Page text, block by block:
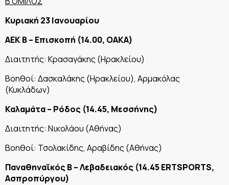
Κυριακή 23 Ιανουαρίου
ΑΕΚ Β – Επισκοπή (14.00, ΟΑΚΑ)
Διαιτητής: Κρασαγάκης (Ηρακλείου)
Βοηθοί: Δασκαλάκης (Ηρακλείου), Αρμακόλας
(Κυκλάδων)
Καλαμάτα – Ρόδος (14.45, Μεσσήνης)
Διαιτητής: Νικολάου (Αθήνας)
Βοηθοί: Τσολακίδης, Αραβίδης (Αθήνας)
Παναθηναϊκός Β – Λεβαδειακός (14.45ERTSPORTS,
Ασπροπύργου)